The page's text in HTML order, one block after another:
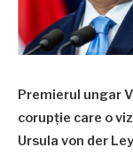
Premierul ungar
corupție care o
Ursula von der